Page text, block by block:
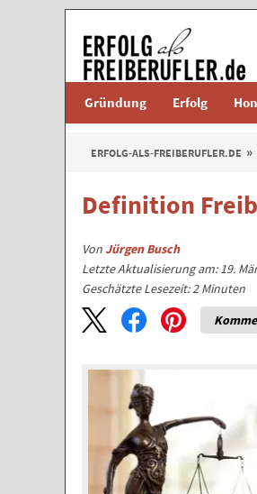
Gründung Erfolg
ERFOLG-ALS-FREIBERUFLER.DE
Definition
VonJürgen Busch
Letzte Aktualisierung am: 19.
Geschätzte Lesezeit:2 Minuten